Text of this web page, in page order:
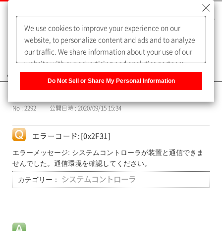
よくあるご質問（FAQ）
No : 2292 公開日時 : 2020/09/15 15:34
エラーコード:[0x2F31]
エラーメッセージ: システムコントローラが装置と通信できま
せんでした。通信環境を確認してください。
カテゴリー： システムコントローラ
We use cookies to improve your experience on our
website, to personalize content and ads and to analyze
our traffic. We share information about your use of our
website with our advertising and analytics partners,
of our sharing information about you with our partners.
Information] to customize your cookie settings on our
Do Not Sell or Share My Personal Information